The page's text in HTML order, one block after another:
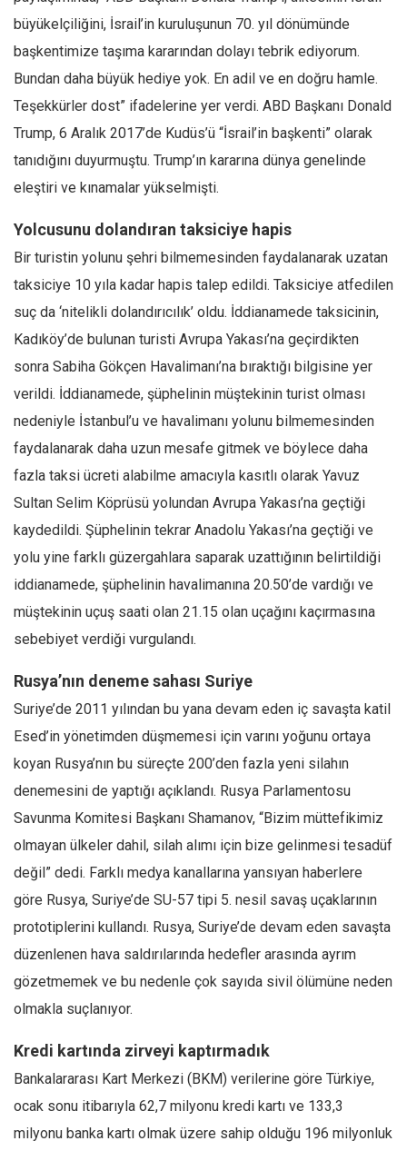
büyükelçiliğini, İsrail’in kuruluşunun 70. yıl dönümünde
başkentimize taşıma kararından dolayı tebrik ediyorum.
Bundan daha büyük hediye yok. En adil ve en doğru hamle.
Teşekkürler dost” ifadelerine yer verdi. ABD Başkanı Donald
Trump, 6 Aralık 2017’de Kudüs’ü “İsrail’in başkenti” olarak
tanıdığını duyurmuştu. Trump’ın kararına dünya genelinde
eleştiri ve kınamalar yükselmişti.
Yolcusunu dolandıran taksiciye hapis
Bir turistin yolunu şehri bilmemesinden faydalanarak uzatan
taksiciye 10 yıla kadar hapis talep edildi. Taksiciye atfedilen
suç da ‘nitelikli dolandırıcılık’ oldu. İddianamede taksicinin,
Kadıköy’de bulunan turisti Avrupa Yakası’na geçirdikten
sonra Sabiha Gökçen Havalimanı’na bıraktığı bilgisine yer
verildi. İddianamede, şüphelinin müştekinin turist olması
nedeniyle İstanbul’u ve havalimanı yolunu bilmemesinden
faydalanarak daha uzun mesafe gitmek ve böylece daha
fazla taksi ücreti alabilme amacıyla kasıtlı olarak Yavuz
Sultan Selim Köprüsü yolundan Avrupa Yakası’na geçtiği
kaydedildi. Şüphelinin tekrar Anadolu Yakası’na geçtiği ve
yolu yine farklı güzergahlara saparak uzattığının belirtildiği
iddianamede, şüphelinin havalimanına 20.50’de vardığı ve
müştekinin uçuş saati olan 21.15 olan uçağını kaçırmasına
sebebiyet verdiği vurgulandı.
Rusya’nın deneme sahası Suriye
Suriye’de 2011 yılından bu yana devam eden iç savaşta katil
Esed’in yönetimden düşmemesi için varını yoğunu ortaya
koyan Rusya’nın bu süreçte 200’den fazla yeni silahın
denemesini de yaptığı açıklandı. Rusya Parlamentosu
Savunma Komitesi Başkanı Shamanov, “Bizim müttefikimiz
olmayan ülkeler dahil, silah alımı için bize gelinmesi tesadüf
değil” dedi. Farklı medya kanallarına yansıyan haberlere
göre Rusya, Suriye’de SU-57 tipi 5. nesil savaş uçaklarının
prototiplerini kullandı. Rusya, Suriye’de devam eden savaşta
düzenlenen hava saldırılarında hedefler arasında ayrım
gözetmemek ve bu nedenle çok sayıda sivil ölümüne neden
olmakla suçlanıyor.
Kredi kartında zirveyi kaptırmadık
Bankalararası Kart Merkezi (BKM) verilerine göre Türkiye,
ocak sonu itibarıyla 62,7 milyonu kredi kartı ve 133,3
milyonu banka kartı olmak üzere sahip olduğu 196 milyonluk